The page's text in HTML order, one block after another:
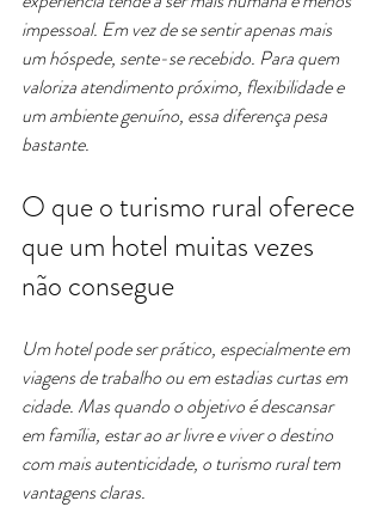
impessoal. Em vez de se sentir apenas mais
um hóspede, sente-se recebido. Para quem
valoriza atendimento próximo, flexibilidade e
um ambiente genuíno, essa diferença pesa
bastante.
O que o turismo rural oferece
que um hotel muitas vezes
não consegue
Um hotel pode ser prático, especialmente em
viagens de trabalho ou em estadias curtas em
cidade. Mas quando o objetivo é descansar
em família, estar ao ar livre e viver o destino
com mais autenticidade, o turismo rural tem
vantagens claras.